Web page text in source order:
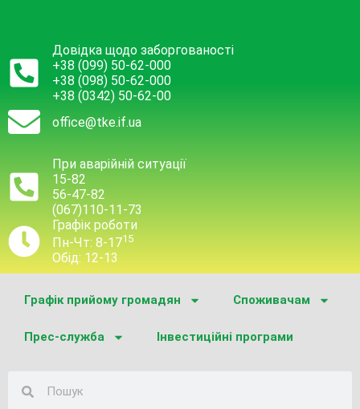
Довідка щодо заборгованості
+38 (099) 50-62-000
+38 (098) 50-62-000
+38 (0342) 50-62-00
office@tke.if.ua
При аварійній ситуації
15-82
56-47-82
(067)110-11-73
Графік роботи
Пн-Чт: 8-1715
Обід: 12-13
Графік прийому громадян Споживачам
Прес-служба Інвестиційні програми